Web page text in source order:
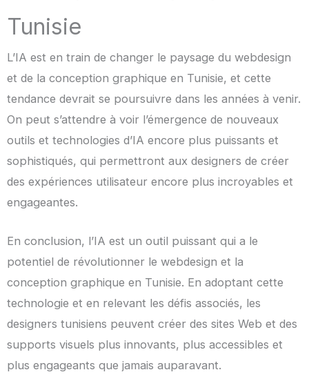
Tunisie
L’IA est en train de changer le paysage du webdesign
et de la conception graphique en Tunisie, et cette
tendance devrait se poursuivre dans les années à venir.
On peut s’attendre à voir l’émergence de nouveaux
outils et technologies d’IA encore plus puissants et
sophistiqués, qui permettront aux designers de créer
des expériences utilisateur encore plus incroyables et
engageantes.
En conclusion, l’IA est un outil puissant qui a le
potentiel de révolutionner le webdesign et la
conception graphique en Tunisie. En adoptant cette
technologie et en relevant les défis associés, les
designers tunisiens peuvent créer des sites Web et des
supports visuels plus innovants, plus accessibles et
plus engageants que jamais auparavant.